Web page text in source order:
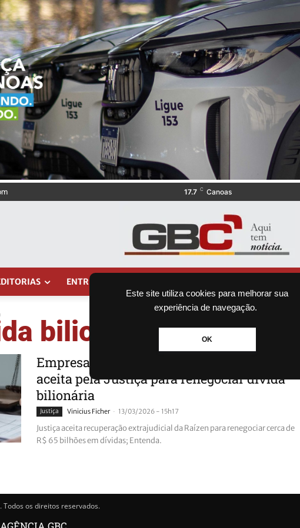
Este site utiliza cookies para melhorar sua
experiência de navegação.
OK
17.7 C Canoas
ENTRETENIMENTO
bilionária
Empresa tem recuperação extrajudicial
aceita pela Justiça para renegociar dívida
bilionária
Justiça Vinicius Ficher - 13/03/2026 - 15h17
Justiça aceita recuperação extrajudicial da Raízen para renegociar cerca de
R$ 65 bilhões em dívidas; Entenda.
os direitos reservados.